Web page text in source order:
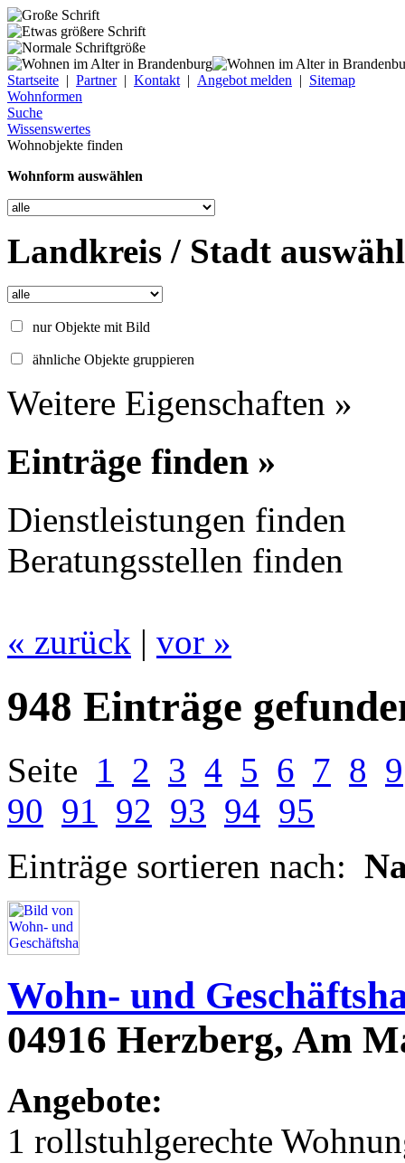
Startseite | Partner| Kontakt | Angebot melden | Sitemap
Wohnformen
Suche
Wissenswertes
Wohnobjekte finden
Wohnform auswählen
Landkreis / Stadt
nur Objekte mit Bild
ähnliche Objekte gruppieren
Weitere Eigenschaften »
Einträge finden »
Dienstleistungen finden
Beratungsstellen finden
« zurück | vor »
948 Einträge
Seite 1 2 3 4 5 6 7 8 9
90 91 92 93 94 95
Einträge sortieren nach:
Wohn- und
04916 Herzberg, Am
Angebote:
1 rollstuhlgerechte